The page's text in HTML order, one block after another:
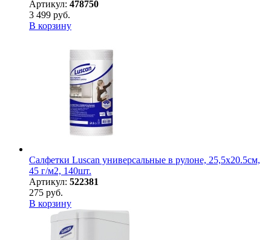
Артикул: 478750
3 499 руб.
В корзину
Салфетки Luscan универсальные в рулоне, 25,5х20.5см,
45 г/м2, 140шт.
Артикул: 522381
275 руб.
В корзину